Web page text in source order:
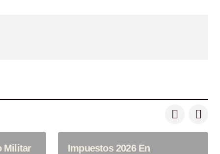
Militar
Impuestos 2026 En